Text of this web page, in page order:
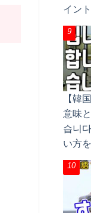
イン
【韓
意味
습니
い方